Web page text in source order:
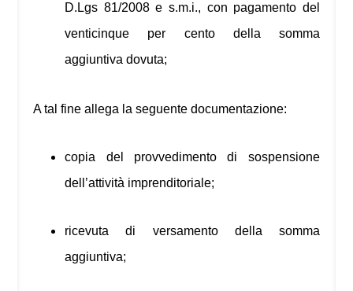
D.Lgs 81/2008 e s.m.i., con pagamento del
venticinque per cento della somma
aggiuntiva dovuta;
A tal fine allega la seguente documentazione:
copia del provvedimento di sospensione
dell’attività imprenditoriale;
ricevuta di versamento della somma
aggiuntiva;